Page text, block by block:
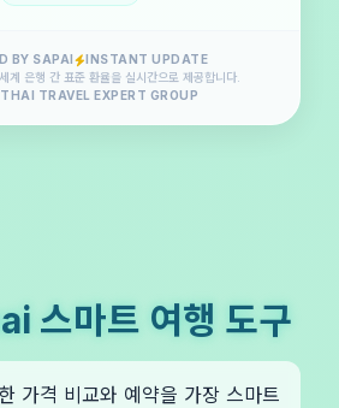
BY SAPAI
INSTANT UPDATE
은행 간 표준 환율을 실시간으로 제공합니다.
TRAVEL EXPERT GROUP
스마트 여행 도구
가격 비교와 예약을 가장 스마트